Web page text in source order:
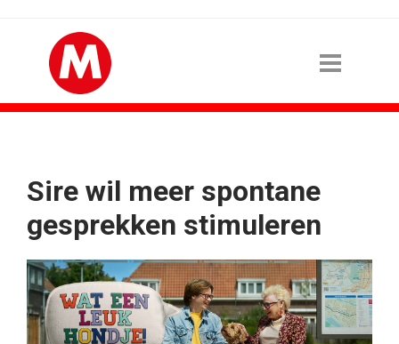
Sire wil meer spontane
gesprekken stimuleren